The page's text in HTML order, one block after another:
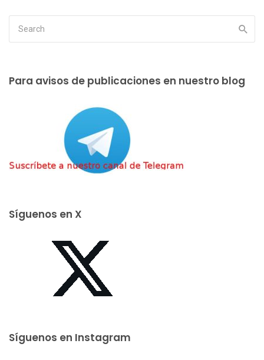
Para avisos de publicaciones en nuestro blog
Síguenos en X
Síguenos en Instagram